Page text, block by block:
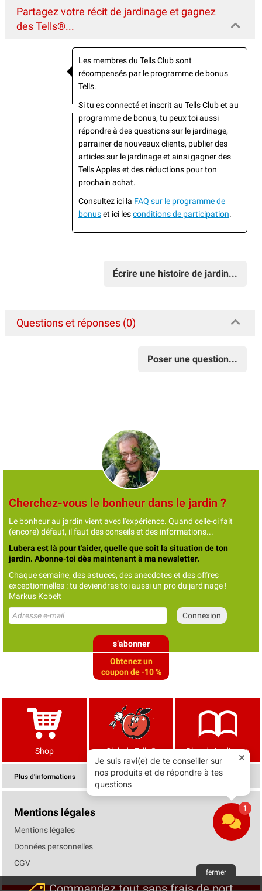
Partagez votre récit de jardinage et gagnez
des Tells®...
Les membres du Tells Club sont
récompensés par le programme de bonus
Tells.
Si tu es connecté et inscrit au Tells Club et au
programme de bonus, tu peux toi aussi
répondre à des questions sur le jardinage,
parrainer de nouveaux clients, publier des
articles sur le jardinage et ainsi gagner des
Tells Apples et des réductions pour ton
prochain achat.
Consultez ici la FAQ sur le programme de
bonuset ici lesconditions de participation.
Écrire une histoire de jardin...
Questions et réponses (0)
Poser une question...
Cherchez-vous le bonheur dans le jardin ?
Le bonheur au jardin vient avec l'expérience. Quand celle-ci fait
(encore) défaut, il faut des conseils et des informations...
Lubera est là pour t'aider, quelle que soit la situation de ton
jardin. Abonne-toi dès maintenant à ma newsletter.
Chaque semaine, des astuces, des anecdotes et des offres
exceptionnelles : tu deviendras toi aussi un pro du jardinage !
Markus Kobelt
s’abonner
Obtenez un
coupon de -10 %
Shop Club de Tells® Blog de jardinage
Plus d'informations
Mentions légales
Mentions légales
Données personnelles
CGV
fermer